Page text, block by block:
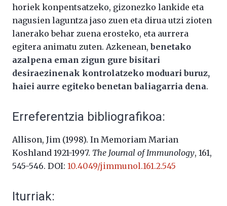
horiek konpentsatzeko, gizonezko lankide eta
nagusien laguntza jaso zuen eta dirua utzi zioten
lanerako behar zuena erosteko, eta aurrera
egitera animatu zuten. Azkenean,benetako
azalpena eman zigun gure bisitari
desiraezinenak kontrolatzeko moduari buruz,
haiei aurre egiteko benetan baliagarria dena.
Erreferentzia bibliografikoa:
Allison, Jim (1998). In Memoriam Marian
Koshland 1921-1997. The Journal of Immunology, 161,
545-546. DOI: 10.4049/jimmunol.161.2.545
Iturriak: